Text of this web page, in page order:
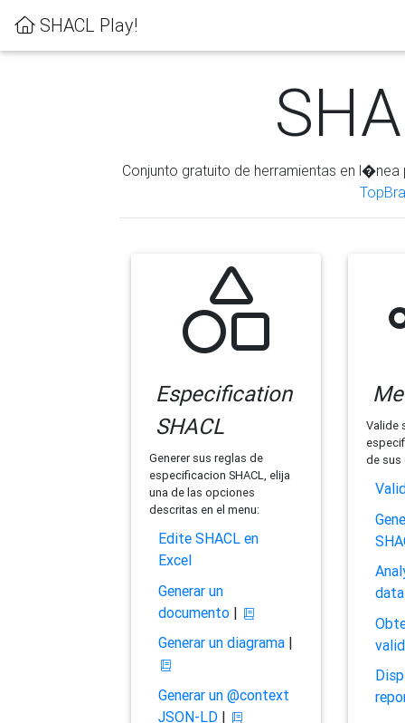
SHACL Play!
Conjunto gratuito de herramientas en
Especification
SHACL
Generer sus reglas de
especificacion SHACL, elija
una de las opciones
descritas en el menu:
Edite SHACL en
Excel
Generar un
documento|
Generar un diagrama|
Generar un @context
JSON-LD|
Valide
de sus